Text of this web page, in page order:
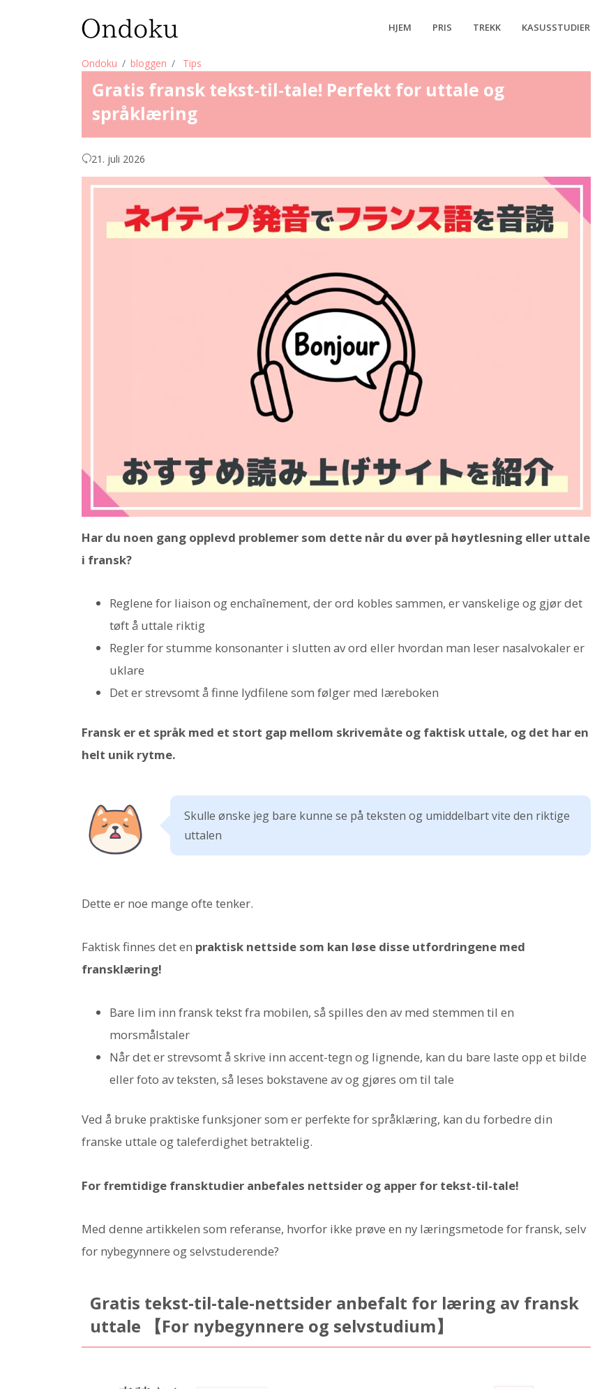
HJEM PRIS TREKK KASUSSTUDIER
Ondoku bloggen Tips
Gratis fransk tekst-til-tale! Perfekt for uttale og
språklæring
21. juli 2026
Har du noen gang opplevd problemer som dette når du øver på høytlesning eller uttale
i fransk?
Reglene for liaison og enchaînement, der ord kobles sammen, er vanskelige og gjør det
tøft å uttale riktig
Regler for stumme konsonanter i slutten av ord eller hvordan man leser nasalvokaler er
uklare
Det er strevsomt å finne lydfilene som følger med læreboken
Fransk er et språk med et stort gap mellom skrivemåte og faktisk uttale, og det har en
helt unik rytme.
Skulle ønske jeg bare kunne se på teksten og umiddelbart vite den riktige
uttalen
Dette er noe mange ofte tenker.
Faktisk finnes det en praktisk nettside som kan løse disse utfordringene med
fransklæring!
Bare lim inn fransk tekst fra mobilen, så spilles den av med stemmen til en
morsmålstaler
Når det er strevsomt å skrive inn accent-tegn og lignende, kan du bare laste opp et bilde
eller foto av teksten, så leses bokstavene av og gjøres om til tale
Ved å bruke praktiske funksjoner som er perfekte for språklæring, kan du forbedre din
franske uttale og taleferdighet betraktelig.
For fremtidige fransktudier anbefales nettsider og apper for tekst-til-tale!
Med denne artikkelen som referanse, hvorfor ikke prøve en ny læringsmetode for fransk, selv
for nybegynnere og selvstuderende?
Gratis tekst-til-tale-nettsider anbefalt for læring av fransk
uttale 【For nybegynnere og selvstudium】